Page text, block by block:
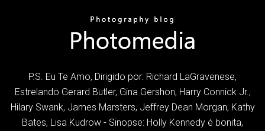
P.S. Eu Te Amo, Dirigido por: Richard LaGravenese,
Estrelando Gerard Butler, Gina Gershon, Harry Connick Jr.,
Hilary Swank, James Marsters, Jeffrey Dean Morgan, Kathy
Bates, Lisa Kudrow - Sinopse: Holly Kennedy é bonita,